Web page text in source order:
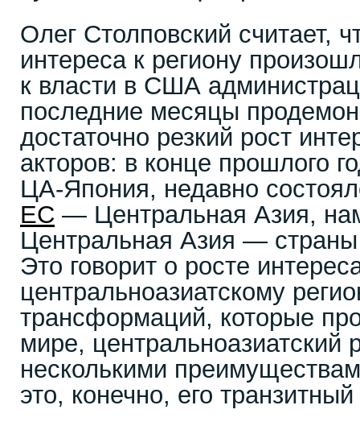
Олег Столповский считает,
интереса к региону
к власти в США
последние месяцы
достаточно резкий рост
акторов: в конце прошлого
ЦА-Япония, недавно
ЕС — Центральная Азия,
Центральная Азия — страны
Это говорит о росте
центральноазиатскому
трансформаций, которые
мире, центральноазиатский
несколькими
это, конечно, его